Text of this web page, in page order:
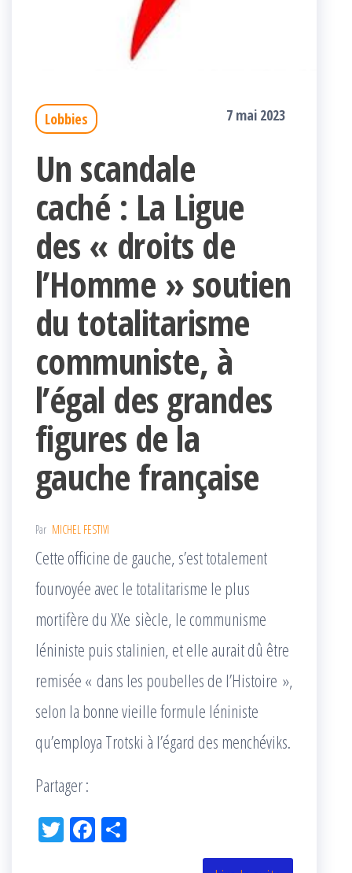
Lobbies 7 mai 2023
Un scandale
caché : La Ligue
des « droits de
l’Homme » soutien
du totalitarisme
communiste, à
l’égal des grandes
figures de la
gauche française
Par MICHEL FESTIVI
Cette officine de gauche, s’est totalement
fourvoyée avec le totalitarisme le plus
mortifère du XXe siècle, le communisme
léniniste puis stalinien, et elle aurait dû être
remisée « dans les poubelles de l’Histoire »,
selon la bonne vieille formule léniniste
qu’employa Trotski à l’égard des menchéviks.
Partager :
Tw
itt
Fac
eb